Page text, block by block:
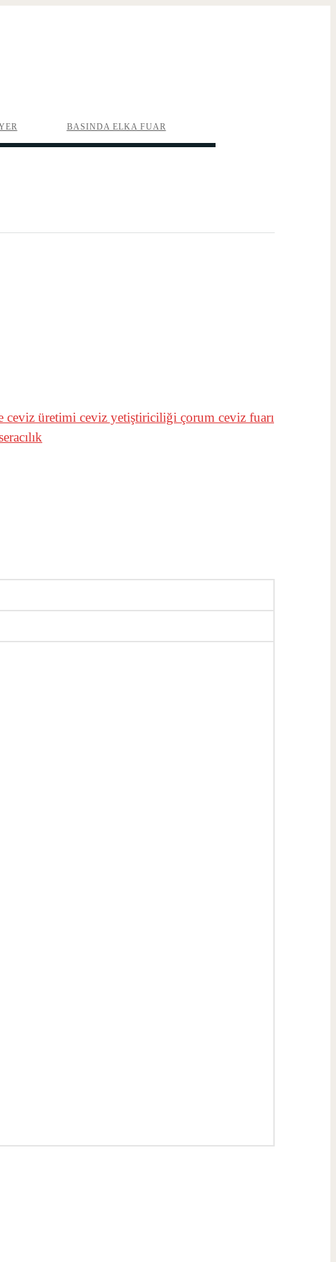
BASINDA ELKA FUAR
ceviz üretimi ceviz yetiştiriciliği çorum ceviz fuarı